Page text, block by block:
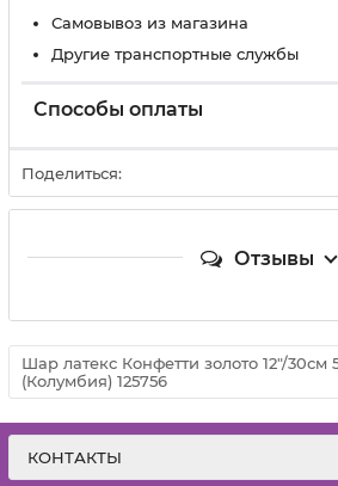
Самовывоз из магазина
Другие транспортные службы
Способы оплаты
Поделиться:
Отзывы
Шар латекс Конфетти золото 12"/30см
(Колумбия) 125756
КОНТАКТЫ